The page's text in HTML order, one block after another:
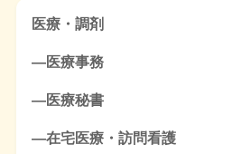
医療・調剤
―医療事務
―医療秘書
―在宅医療・訪問看護